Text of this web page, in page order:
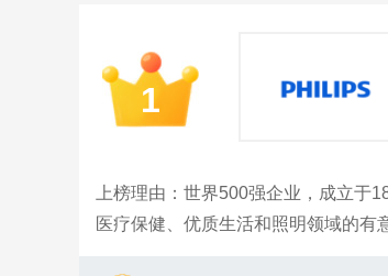
1
上榜理由：世界500强企业，成立于
医疗保健、优质生活和照明领域的